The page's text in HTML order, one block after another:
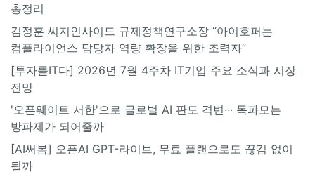
총정리
김정훈 씨지인사이드 규제정책연구소장 “아이호퍼는
컴플라이언스 담당자 역량 확장을 위한 조력자”
[투자를IT다] 2026년 7월 4주차 IT기업 주요 소식과 시장
전망
'오픈웨이트 서한'으로 글로벌 AI 판도 격변··· 독파모는
방파제가 되어줄까
[AI써봄] 오픈AI GPT-라이브, 무료 플랜으로도 끊김 없이
될까